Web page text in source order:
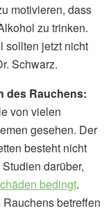
motivieren, dass
zu trinken.
sollten jetzt nicht
Schwarz.
des Rauchens:
von vielen
gesehen. Der
besteht nicht
darüber,
bedingt.
betreffen